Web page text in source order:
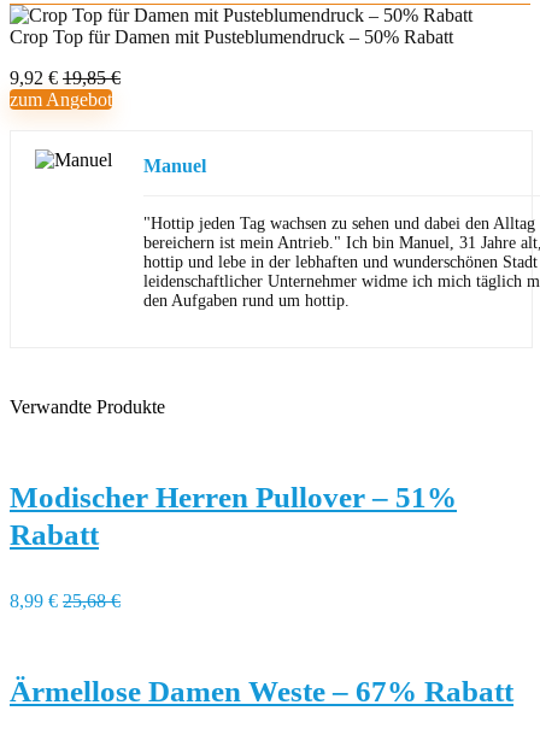
Crop Top für Damen mit Pusteblumendruck – 50% Rabatt
9,92 € 19,85 €
zum Angebot
Manuel
"Hottip jeden Tag wachsen zu sehen und dabei den
bereichern ist mein Antrieb." Ich bin Manuel, 31 Jahre
hottip und lebe in der lebhaften und wunderschönen
leidenschaftlicher Unternehmer widme ich mich täglich
den Aufgaben rund um hottip.
Verwandte Produkte
Modischer Herren Pullover – 51%
Rabatt
8,99 € 25,68 €
Ärmellose Damen Weste – 67% Rabatt